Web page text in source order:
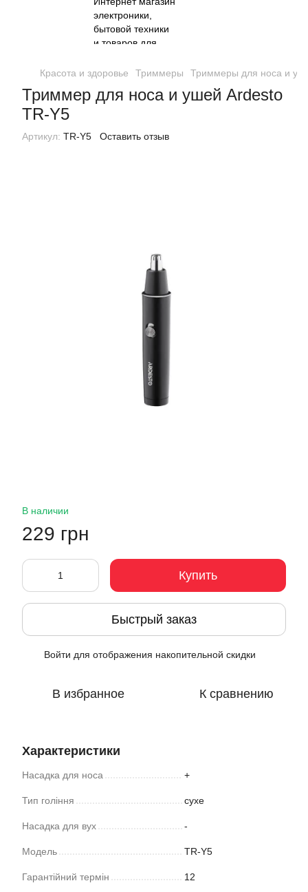
Красота и здоровье Триммеры Триммеры для носа и
Триммер для носа и ушей Ardesto
TR-Y5
Артикул: TR-Y5 Оставить отзыв
В наличии
229 грн
Купить
Быстрый заказ
Войти для отображения накопительной скидки
В избранное К сравнению
Характеристики
Насадка для носа +
Тип гоління сухе
Насадка для вух -
Модель TR-Y5
Гарантійний термін 12